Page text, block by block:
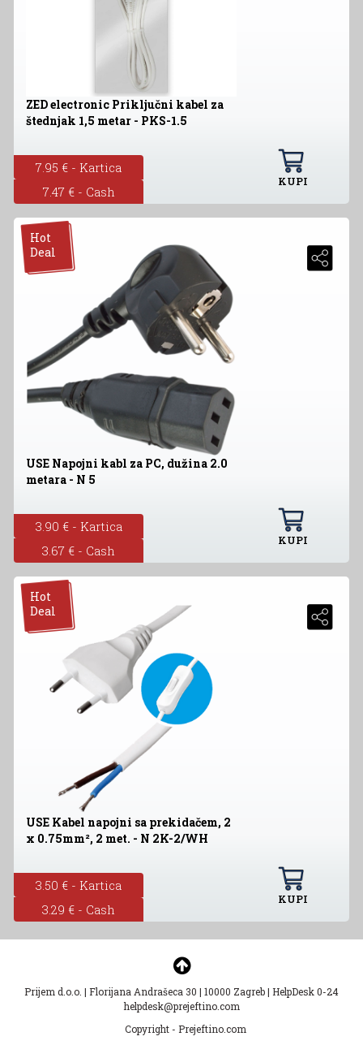
ZED electronic Priključni kabel za
štednjak 1,5 metar - PKS-1.5
7.95 € - Kartica
7.47 € - Cash
KUPI
Hot
Deal
USE Napojni kabl za PC, dužina 2.0
metara - N 5
3.90 € - Kartica
3.67 € - Cash
KUPI
Hot
Deal
USE Kabel napojni sa prekidačem, 2
x 0.75mm², 2 met. - N 2K-2/WH
3.50 € - Kartica
3.29 € - Cash
KUPI
Prijem d.o.o. | Florijana Andrašeca 30 | 10000 Zagreb| HelpDesk 0-24
helpdesk@prejeftino.com
Copyright - Prejeftino.com